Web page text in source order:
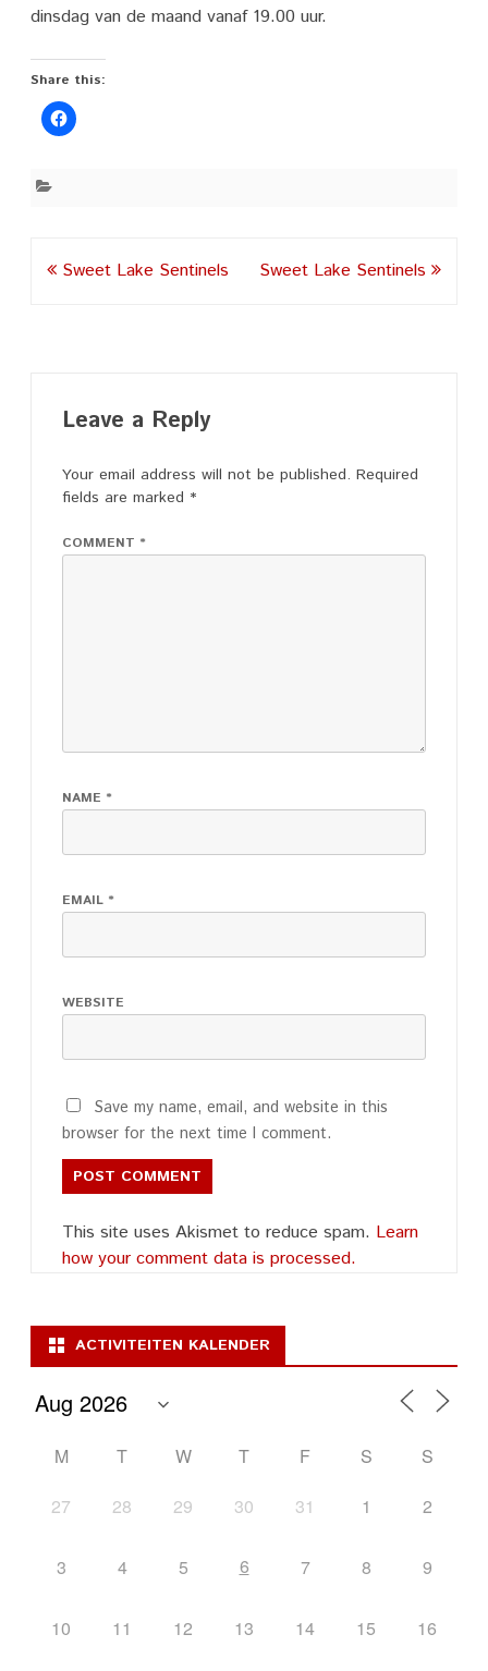
dinsdag van de maand vanaf 19.00 uur.
Share this:
PostSweet Lake Sentinels Sweet Lake Sentinels
Leave a Reply
Your email address will not be published. Required
fields are marked *
COMMENT *
NAME *
EMAIL *
WEBSITE
Save my name, email, and website in this
browser for the next time I comment.
This site uses Akismet to reduce spam. Learn
how your comment data is processed.
ACTIVITEITEN KALENDER
M T W T F S
S
27
28 29 30 31 1 2
3 4 5 6 7 8 9
10 11 12 13 14 15 16